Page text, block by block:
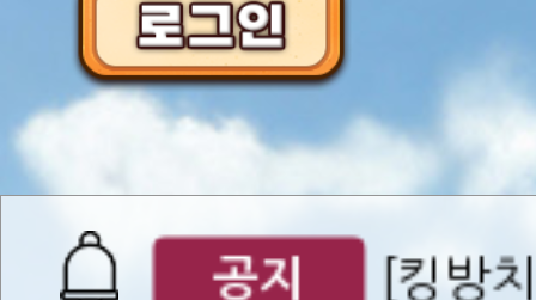
이벤트
[갤럭
이벤트​​
서버오픈 07월
공지 [킹방